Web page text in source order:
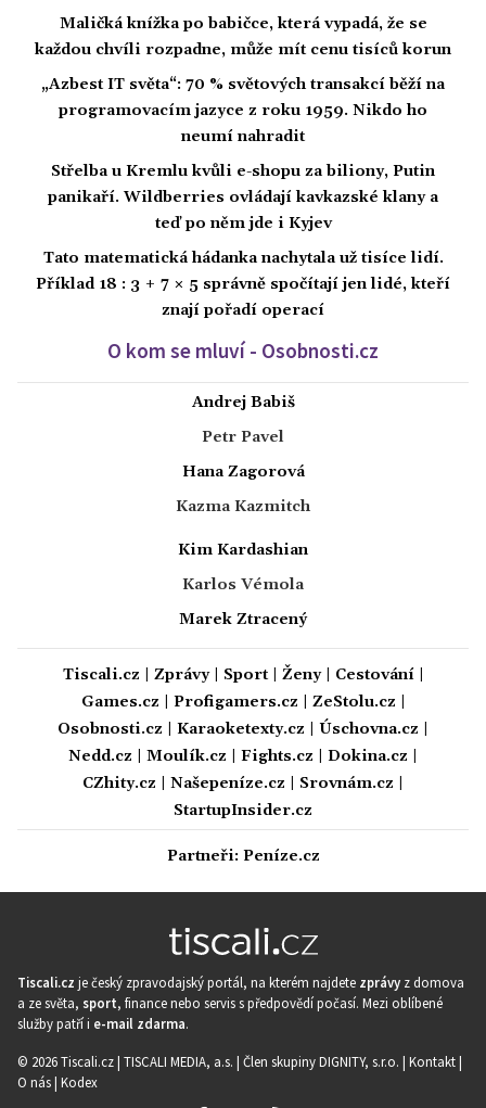
Maličká knížka po babičce, která vypadá, že se
každou chvíli rozpadne, může mít cenu tisíců korun
„Azbest IT světa“: 70 % světových transakcí běží na
programovacím jazyce z roku 1959. Nikdo ho
neumí nahradit
Střelba u Kremlu kvůli e-shopu za biliony, Putin
panikaří. Wildberries ovládají kavkazské klany a
teď po něm jde i Kyjev
Tato matematická hádanka nachytala už tisíce lidí.
Příklad 18 : 3 + 7 × 5 správně spočítají jen lidé, kteří
znají pořadí operací
O kom se mluví - Osobnosti.cz
Andrej Babiš
Petr Pavel
Hana Zagorová
Kazma Kazmitch
Kim Kardashian
Karlos Vémola
Marek Ztracený
Tiscali.cz Zprávy| Sport| Ženy| Cestování|
Games.cz
Profigamers.cz ZeStolu.cz
Osobnosti.cz
Karaoketexty.cz Úschovna.cz
Nedd.cz
Moulík.cz Fights.cz Dokina.cz
CZhity.cz
Našepeníze.cz Srovnám.cz
StartupInsider.cz
Partneři: Peníze.cz
Tiscali.cz je český zpravodajský portál, na kterém najdete zprávy z domova
a ze světa, sport, finance nebo servis s předpovědí počasí. Mezi oblíbené
služby patří i e-mail zdarma.
© 2026 Tiscali.cz | TISCALI MEDIA, a.s. | Člen skupiny DIGNITY, s.r.o. | Kontakt|
O nás| Kodex